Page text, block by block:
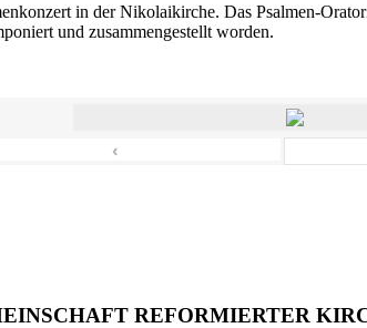
in der Nikolaikirche. Das Psalmen-
und zusammengestellt worden.
‹
REFORMIERTER